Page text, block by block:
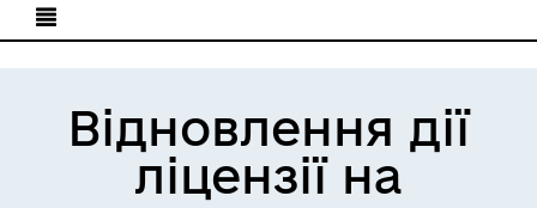
Відновлення дії
ліцензії на